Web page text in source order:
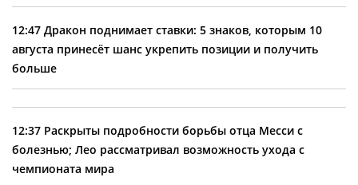
12:47 Дракон поднимает ставки: 5 знаков, которым 10
августа принесёт шанс укрепить позиции и получить
больше
12:37 Раскрыты подробности борьбы отца Месси с
болезнью; Лео рассматривал возможность ухода с
чемпионата мира